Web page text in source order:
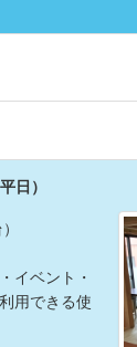
日）
イベント・
用できる使